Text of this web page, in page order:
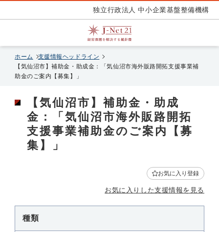
独立行政法人 中小企業基盤整備機構
ホーム
支援情報ヘッドライン
【気仙沼市】補助金・助成金：「気仙沼市海外販路開拓支援事業補
助金のご案内【募集】」
【気仙沼市】補助金・助成
金：「気仙沼市海外販路開拓
支援事業補助金のご案内【募
集】」
お気に入り登録
お気に入りした支援情報を見る
種類